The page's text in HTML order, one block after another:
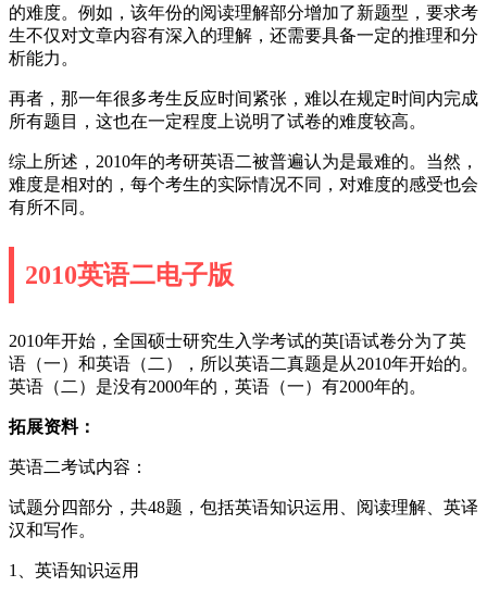
的难度。例如，该年份的阅读理解部分增加了新题型，要求考
生不仅对文章内容有深入的理解，还需要具备一定的推理和分
析能力。
再者，那一年很多考生反应时间紧张，难以在规定时间内完成
所有题目，这也在一定程度上说明了试卷的难度较高。
综上所述，2010年的考研英语二被普遍认为是最难的。当然，
难度是相对的，每个考生的实际情况不同，对难度的感受也会
有所不同。
2010英语二电子版
2010年开始，全国硕士研究生入学考试的英[语试卷分为了英
语（一）和英语（二），所以英语二真题是从2010年开始的。
英语（二）是没有2000年的，英语（一）有2000年的。
拓展资料：
英语二考试内容：
试题分四部分，共48题，包括英语知识运用、阅读理解、英译
汉和写作。
1、英语知识运用